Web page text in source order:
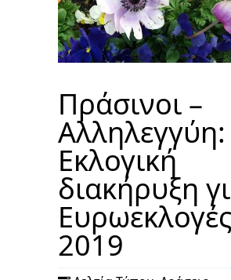
Πράσινοι –
Αλληλεγγύη:
Εκλογική
διακήρυξη
Ευρωεκλογές
2019